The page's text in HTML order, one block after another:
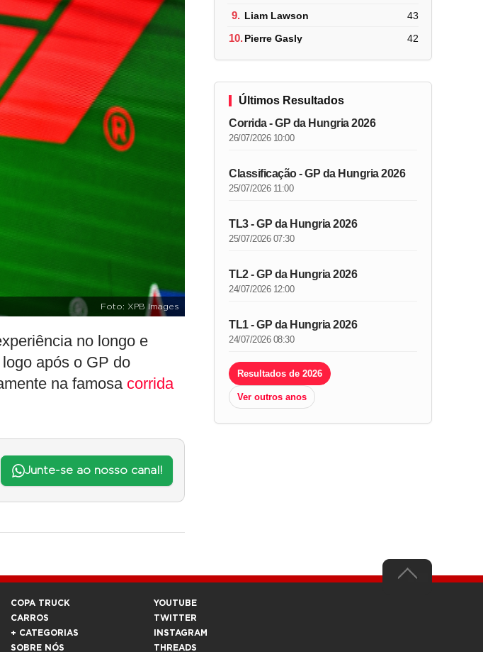
Foto: XPB Images
no longo e
após o GP do
na famosa corrida
Junte-se ao nosso canal!
9. Liam Lawson 43
10.Pierre Gasly 42
Últimos Resultados
Corrida - GP da Hungria 2026
26/07/2026 10:00
Classificação - GP da Hungria 2026
25/07/2026 11:00
TL3 - GP da Hungria 2026
25/07/2026 07:30
TL2 - GP da Hungria 2026
24/07/2026 12:00
TL1 - GP da Hungria 2026
24/07/2026 08:30
Resultados de 2026
Ver outros anos
COPA TRUCK
CARROS
+ CATEGORIAS
SOBRE NÓS
YOUTUBE
TWITTER
INSTAGRAM
THREADS